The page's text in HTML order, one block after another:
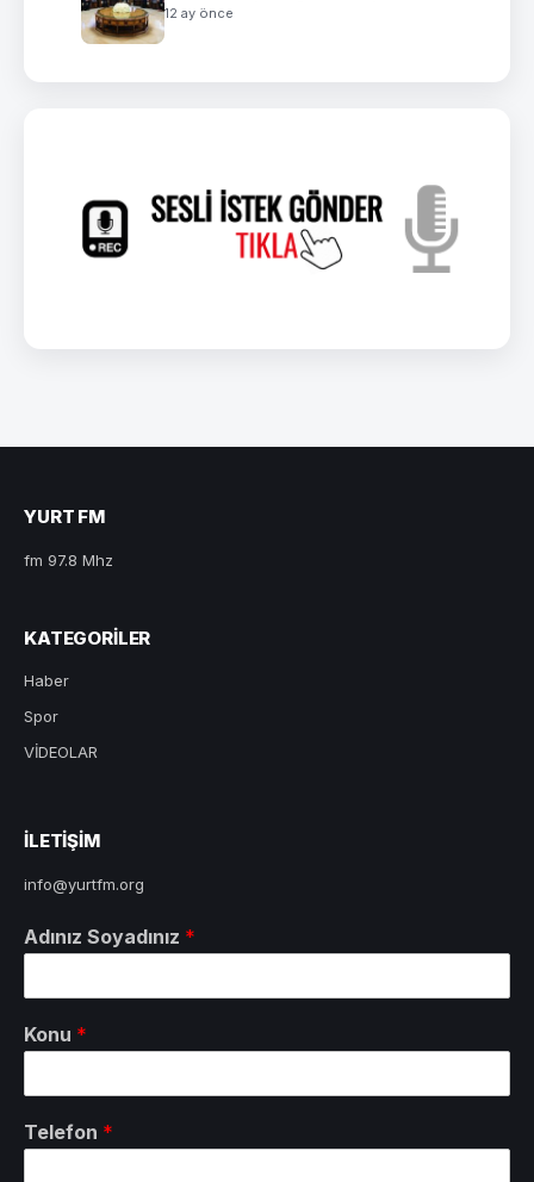
12 ay önce
YURT FM
fm 97.8 Mhz
KATEGORILER
Haber
Spor
VİDEOLAR
ILETIŞIM
info@yurtfm.org
Adınız Soyadınız *
Konu *
Telefon *